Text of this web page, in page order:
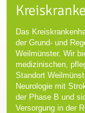
Das
der Grund- und
Weilmünster. Wir
medizinischen,
Standort
Neurologie mit
der Phase B und
Versorgung in der